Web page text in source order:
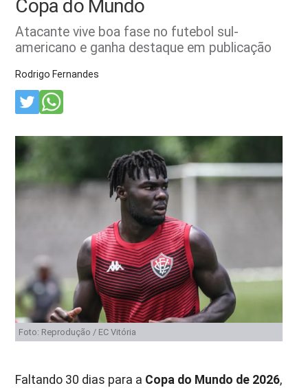
Copa do Mundo
Atacante vive boa fase no futebol sul-
americano e ganha destaque em publicação
Rodrigo Fernandes
Foto: Reprodução / EC Vitória
Faltando 30 dias para a Copa do Mundo de 2026,